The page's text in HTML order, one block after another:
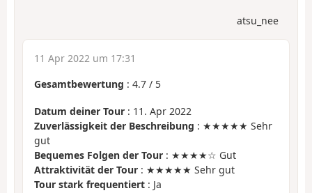
atsu_nee
11 Apr 2022 um 17:31
Gesamtbewertung : 4.7 / 5
Datum deiner Tour : 11. Apr 2022
Zuverlässigkeit der Beschreibung : ★★★★★ Sehr
gut
Bequemes Folgen der Tour : ★★★★☆ Gut
Attraktivität der Tour : ★★★★★ Sehr gut
Tour stark frequentiert : Ja